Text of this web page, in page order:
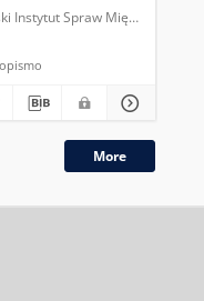
Polska Fundacja Spraw
Instytut Spraw
More